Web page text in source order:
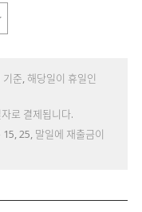
준, 해당일이 휴일인
로 결제됩니다.
25, 말일에 재출금이